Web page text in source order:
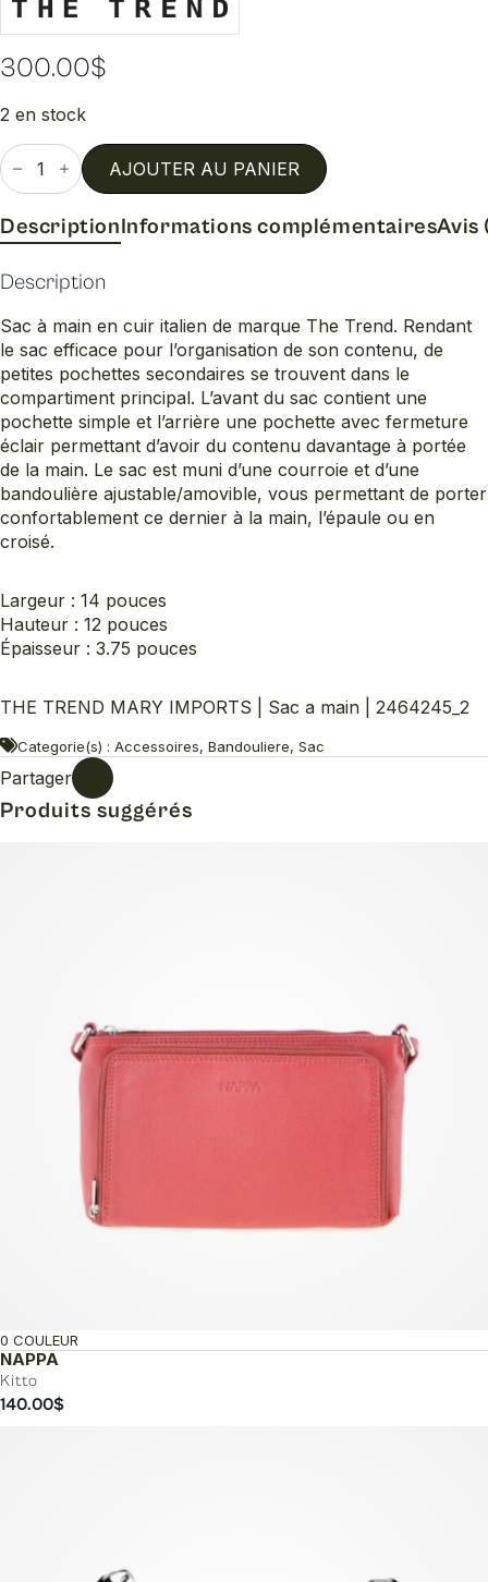
300.00$
2 en stock
quantité
de
Sac
main
AJOUTER AU PANIER
DescriptionInformations complémentairesAvis
Description
Sac à main en cuir italien de marque The Trend. Rendant
le sac efficace pour l’organisation de son contenu, de
petites pochettes secondaires se trouvent dans le
compartiment principal. L’avant du sac contient une
pochette simple et l’arrière une pochette avec fermeture
éclair permettant d’avoir du contenu davantage à portée
de la main. Le sac est muni d’une courroie et d’une
bandoulière ajustable/amovible, vous permettant de porter
confortablement ce dernier à la main, l’épaule ou en
croisé.
Largeur : 14 pouces
Hauteur : 12 pouces
Épaisseur : 3.75 pouces
THE TREND MARY IMPORTS | Sac a main | 2464245_2
Categorie(s) : Accessoires, Bandouliere, Sac
Partager
Produits suggérés
NAPPA
Kitto
0 COULEUR
140.00$